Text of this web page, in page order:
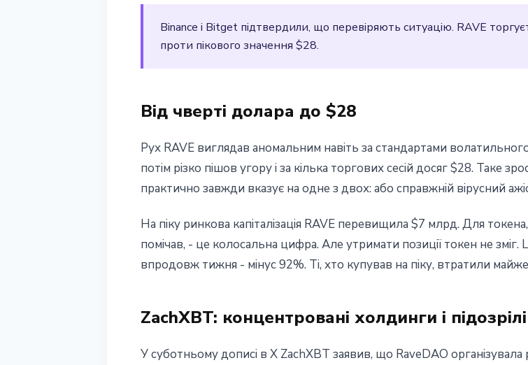
Наталія Дорофєєва
Binance і Bitget підтвердили, що перевіряють ситуацію. RAVE
проти пікового значення $28.
Від чверті долара до $28
Рух RAVE виглядав аномальним навіть за стандартами
потім різко пішов угору і за кілька торгових сесій досяг $28. Таке
практично завжди вказує на одне з двох: або справжній вірусний
На піку ринкова капіталізація RAVE перевищила $7 млрд. Для
помічав, - це колосальна цифра. Але утримати позиції токен не зміг.
впродовж тижня - мінус 92%. Ті, хто купував на піку, втратили
ZachXBT: концентровані холдинги і
У суботньому дописі в X ZachXBT заявив, що RaveDAO